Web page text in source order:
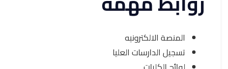
المنصة الالكترونيه
تسجيل الدارسات العليا